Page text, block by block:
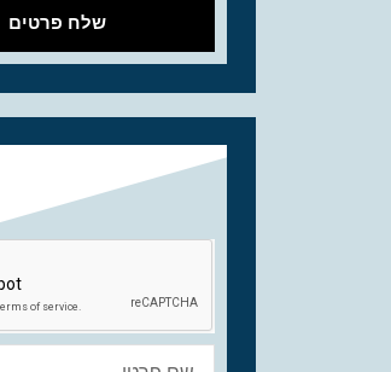
שלח פרטים